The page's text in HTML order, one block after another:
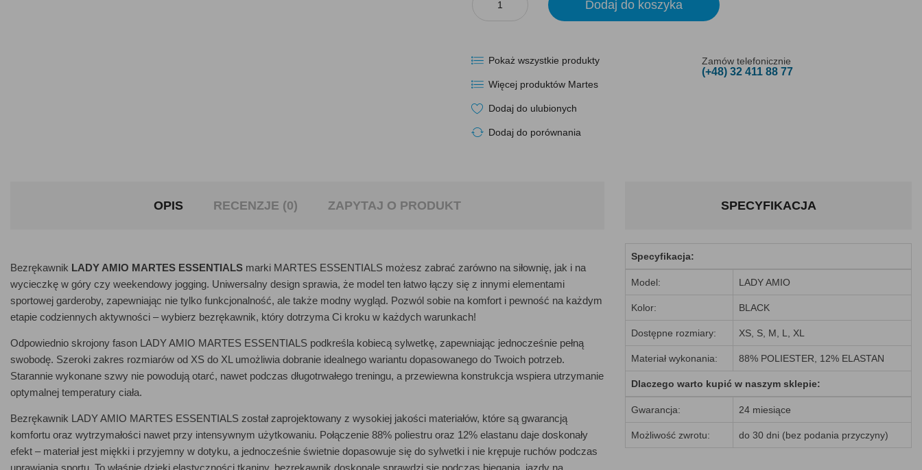
Dodaj do koszyka
Pokaż wszystkie produkty
Więcej produktów Martes
Dodaj do ulubionych
Dodaj do porównania
Zamów telefonicznie
(+48) 32 411 88 77
OPIS RECENZJE (0) ZAPYTAJ O PRODUKT
Bezrękawnik LADY AMIO MARTES ESSENTIALS marki MARTES ESSENTIALS możesz zabrać zarówno na siłownię, jak i na
wycieczkę w góry czy weekendowy jogging. Uniwersalny design sprawia, że model ten łatwo łączy się z innymi elementami
sportowej garderoby, zapewniając nie tylko funkcjonalność, ale także modny wygląd. Pozwól sobie na komfort i pewność na każdym
etapie codziennych aktywności – wybierz bezrękawnik, który dotrzyma Ci kroku w każdych warunkach!
Odpowiednio skrojony fason LADY AMIO MARTES ESSENTIALS podkreśla kobiecą sylwetkę, zapewniając jednocześnie pełną
swobodę. Szeroki zakres rozmiarów od XS do XL umożliwia dobranie idealnego wariantu dopasowanego do Twoich potrzeb.
Starannie wykonane szwy nie powodują otarć, nawet podczas długotrwałego treningu, a przewiewna konstrukcja wspiera utrzymanie
optymalnej temperatury ciała.
Bezrękawnik LADY AMIO MARTES ESSENTIALS został zaprojektowany z wysokiej jakości materiałów, które są gwarancją
komfortu oraz wytrzymałości nawet przy intensywnym użytkowaniu. Połączenie 88% poliestru oraz 12% elastanu daje doskonały
efekt – materiał jest miękki i przyjemny w dotyku, a jednocześnie świetnie dopasowuje się do sylwetki i nie krępuje ruchów podczas
uprawiania sportu. To właśnie dzięki elastyczności tkaniny, bezrękawnik doskonale sprawdzi się podczas biegania, jazdy na
SPECYFIKACJA
Specyfikacja:
Model: LADY AMIO
Kolor: BLACK
Dostępne rozmiary: XS, S, M, L, XL
Materiał wykonania: 88% POLIESTER, 12% ELASTAN
Dlaczego warto kupić w naszym sklepie:
Gwarancja: 24 miesiące
Możliwość zwrotu: do 30 dni (bez podania przyczyny)